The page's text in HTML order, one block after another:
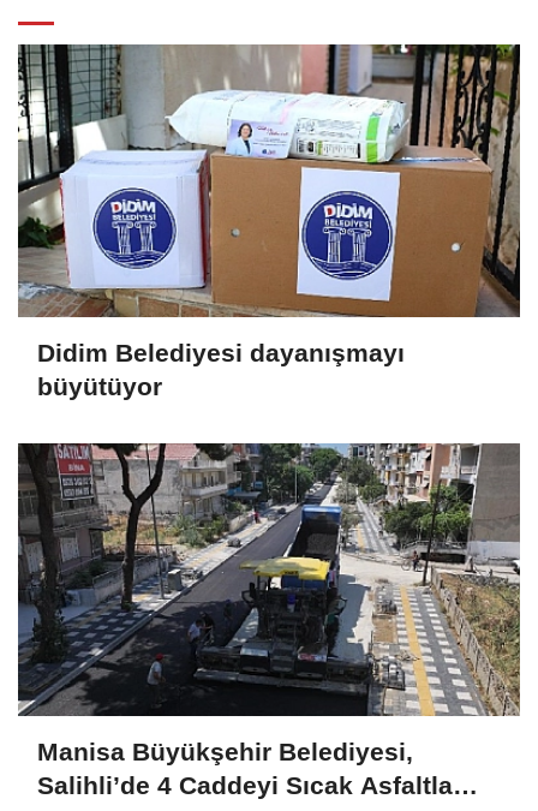
Didim Belediyesi dayanışmayı
büyütüyor
Manisa Büyükşehir Belediyesi,
Salihli’de 4 Caddeyi Sıcak Asfaltla